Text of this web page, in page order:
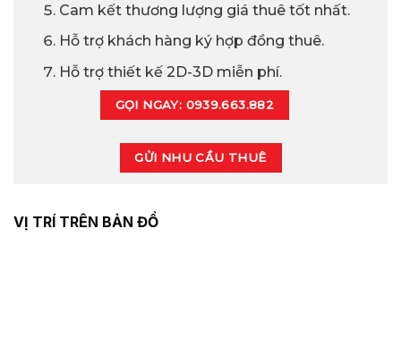
Cam kết thương lượng giá thuê tốt nhất.
Hỗ trợ khách hàng ký hợp đồng thuê.
Hỗ trợ thiết kế 2D-3D miễn phí.
GỌI NGAY: 0939.663.882
GỬI NHU CẦU THUÊ
VỊ TRÍ TRÊN BẢN ĐỒ